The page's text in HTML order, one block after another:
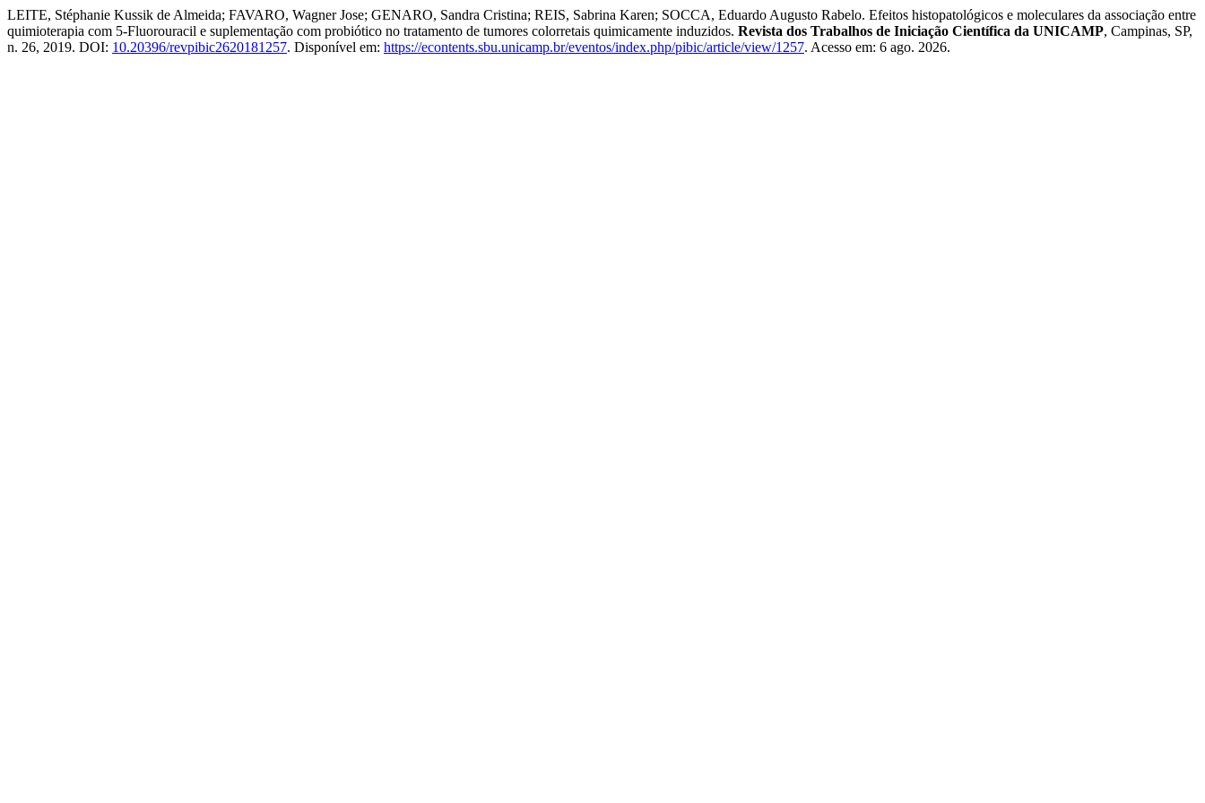
LEITE, Stéphanie Kussik de Almeida; FAVARO, Wagner Jose; GENARO, Sandra Cristina; REIS, Sabrina Karen; SOCCA, Eduardo Augusto Rabelo. Efeitos histopatológicos e moleculares da associação entre
quimioterapia com 5-Fluorouracil e suplementação com probiótico no tratamento de tumores colorretais quimicamente induzidos. Revista dos Trabalhos de Iniciação Científica da UNICAMP, Campinas, SP,
n. 26, 2019. DOI: 10.20396/revpibic2620181257. Disponível em: https://econtents.sbu.unicamp.br/eventos/index.php/pibic/article/view/1257. Acesso em: 6 ago. 2026.